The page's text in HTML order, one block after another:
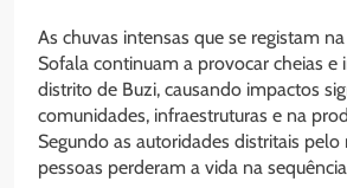
As chuvas intensas que se registam
Sofala continuam a provocar cheias e
distrito de Buzi, causando impactos
comunidades, infraestruturas e na
Segundo as autoridades distritais pelo
pessoas perderam a vida na